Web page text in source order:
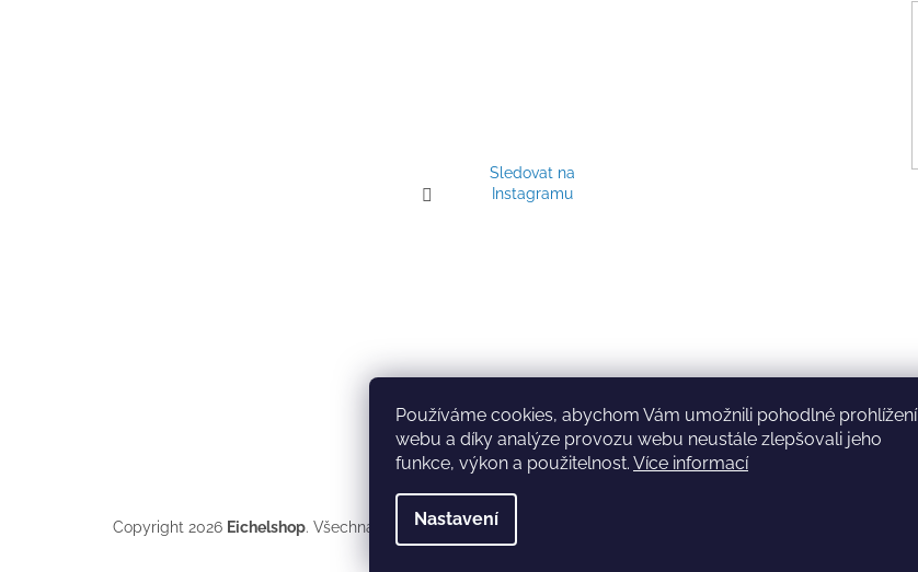
Používáme cookies, abychom Vám umožnili pohodlné prohlížení
webu a díky analýze provozu webu neustále zlepšovali jeho
funkce, výkon a použitelnost. Více informací
Nastavení
Sledovat na
Instagramu
Copyright 2026 Eichelshop. Všechna práva vyhrazena.